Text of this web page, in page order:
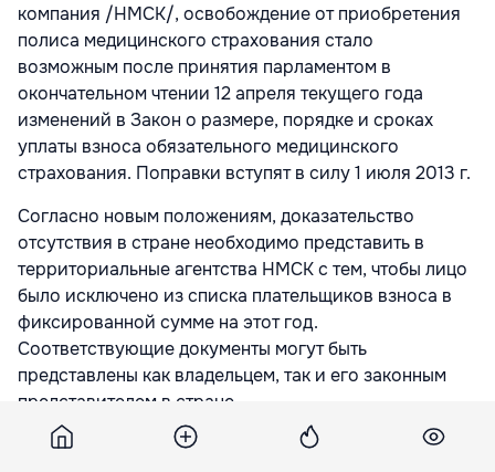
компания /НМСК/, освобождение от приобретения
полиса медицинского страхования стало
возможным после принятия парламентом в
окончательном чтении 12 апреля текущего года
изменений в Закон о размере, порядке и сроках
уплаты взноса обязательного медицинского
страхования. Поправки вступят в силу 1 июля 2013 г.
Согласно новым положениям, доказательство
отсутствия в стране необходимо представить в
территориальные агентства НМСК с тем, чтобы лицо
было исключено из списка плательщиков взноса в
фиксированной сумме на этот год.
Соответствующие документы могут быть
представлены как владельцем, так и его законным
представителем в стране.
В 2013 году полис обязательного медицинского